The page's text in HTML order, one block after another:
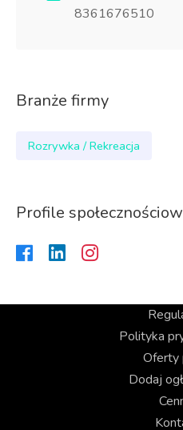
8361676510
Branże firmy
Rozrywka / Rekreacja
Profile
Polityka
Oferty
Dodaj